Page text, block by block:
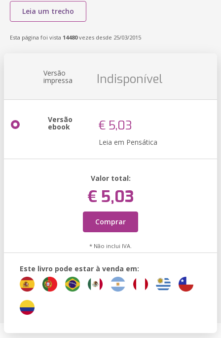
Leia um trecho
Esta página foi vista 14480vezes desde 25/03/2015
Versão
impressa Indisponível
Versão
ebook € 5,03
Leia em Pensática
Valor total:
€ 5,03
Comprar
* Não inclui IVA.
Este livro pode estar à venda em: